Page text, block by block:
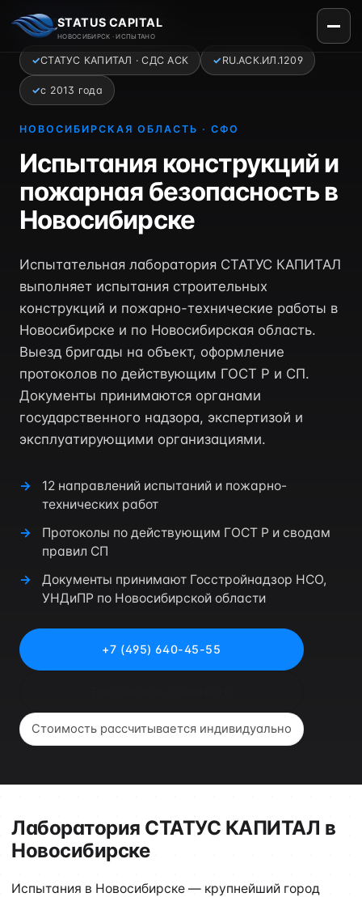
STATUS CAPITAL
НОВОСИБИРСК · ИСПЫТАНО
Главная ›Регионы›Новосибирск
✓СТАТУС КАПИТАЛ · СДС АСК ✓ RU.АСК.ИЛ.1209
✓с 2013 года
НОВОСИБИРСКАЯ ОБЛАСТЬ · СФО
Испытания конструкций и
пожарная безопасность в
Новосибирске
Испытательная лаборатория СТАТУС КАПИТАЛ
выполняет испытания строительных
конструкций и пожарно-технические работы в
Новосибирске и по Новосибирская область.
Выезд бригады на объект, оформление
протоколов по действующим ГОСТ Р и СП.
Документы принимаются органами
государственного надзора, экспертизой и
эксплуатирующими организациями.
12 направлений испытаний и пожарно-
технических работ
Протоколы по действующим ГОСТ Р и сводам
правил СП
Документы принимают Госстройнадзор НСО,
УНДиПР по Новосибирской области
+7 (495) 640-45-55
Стоимость рассчитывается индивидуально
Лаборатория СТАТУС КАПИТАЛ в
Новосибирске
Испытания в Новосибирске — крупнейший город